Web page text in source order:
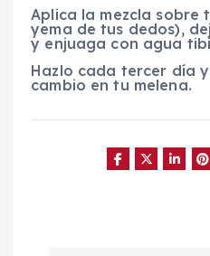
Aplica la mezcla sobre
yema de tus dedos),
y enjuaga con agua
Hazlo cada tercer día
cambio en tu melena.